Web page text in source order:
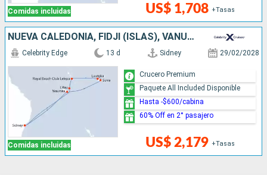
Comidas incluidas US$ 1,708 +Tasas
NUEVA CALEDONIA, FIDJI (ISLAS), VANUATU, AUSTRALIA
Comidas incluidas
Celebrity Edge 13 d Sidney 29/02/2028
US$ 2,179 +Tasas
Crucero Premium
Paquete All Included Disponible
Hasta -$600/cabina
60% Off en 2° pasajero